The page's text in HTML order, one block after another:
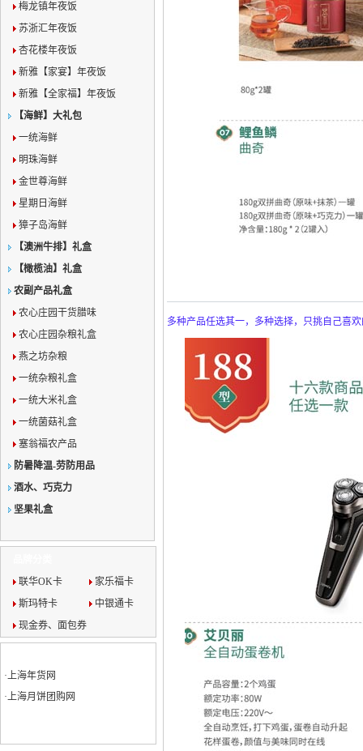
梅龙镇年夜饭
苏浙汇年夜饭
杏花楼年夜饭
新雅【家宴】年夜饭
新雅【全家福】年夜饭
【海鲜】大礼包
一统海鲜
明珠海鲜
金世尊海鲜
星期日海鲜
獐子岛海鲜
【澳洲牛排】礼盒
【橄榄油】礼盒
农副产品礼盒
农心庄园干货腊味
农心庄园杂粮礼盒
燕之坊杂粮
一统杂粮礼盒
一统大米礼盒
一统菌菇礼盒
塞翁福农产品
防暑降温-劳防用品
酒水、巧克力
坚果礼盒
联华OK卡
家乐福卡
斯玛特卡
中银通卡
现金券、面包券
·上海年货网
·上海月饼团购网
多种产品任选其一，多种选择，只挑自己喜